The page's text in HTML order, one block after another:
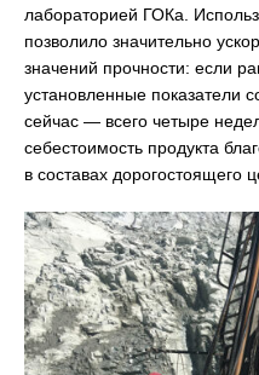
лабораторией ГОКа.
позволило значительно
значений прочности: если
установленные показатели
сейчас — всего четыре
себестоимость продукта
в составах дорогостоящего